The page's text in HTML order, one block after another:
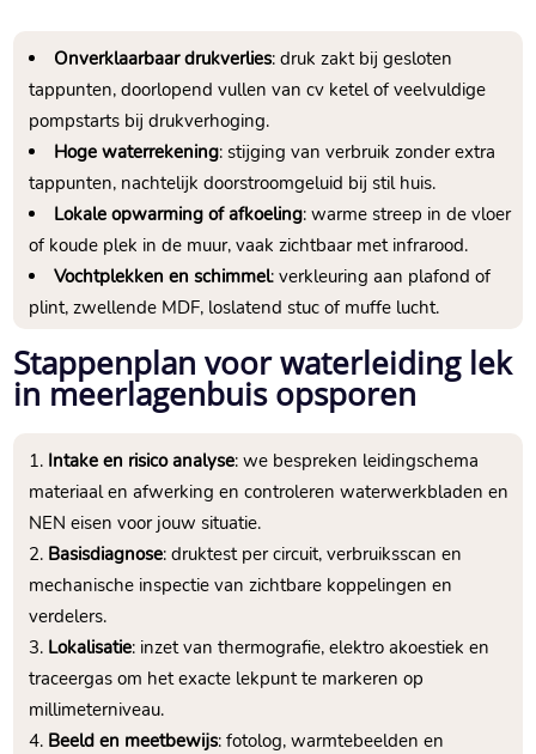
Onverklaarbaar drukverlies: druk zakt bij gesloten
tappunten, doorlopend vullen van cv ketel of veelvuldige
pompstarts bij drukverhoging.​
Hoge waterrekening: stijging van verbruik zonder extra
tappunten, nachtelijk doorstroomgeluid bij stil huis.​
Lokale opwarming of afkoeling: warme streep in de vloer
of koude plek in de muur, vaak zichtbaar met infrarood.​
Vochtplekken en schimmel: verkleuring aan plafond of
plint, zwellende MDF, loslatend stuc of muffe lucht.​
Stappenplan voor waterleiding lek
in meerlagenbuis opsporen
Intake en risico analyse: we bespreken leidingschema
materiaal en afwerking en controleren waterwerkbladen en
NEN eisen voor jouw situatie.​
Basisdiagnose: druktest per circuit, verbruiksscan en
mechanische inspectie van zichtbare koppelingen en
verdelers.​
Lokalisatie: inzet van thermografie, elektro akoestiek en
traceergas om het exacte lekpunt te markeren op
millimeterniveau.​
Beeld en meetbewijs: fotolog, warmtebeelden en